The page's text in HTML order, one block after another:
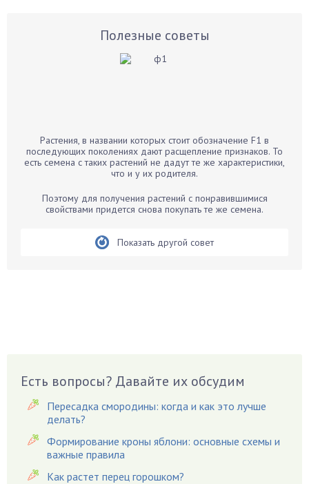
Бархатцы
Бегония
Бирючина
Вишня
Вредители
Гардения
Гацания
Гвоздики
Георгины
Полезные советы
Растения, в названии которых стоит обозначение F1 в
последующих поколениях дают расщепление признаков. То
есть семена с таких растений не дадут те же характеристики,
что и у их родителя.
Поэтому для получения растений с понравившимися
свойствами придется снова покупать те же семена.
Показать другой совет
Есть вопросы? Давайте их обсудим
Пересадка смородины: когда и как это лучше
делать?
Формирование кроны яблони: основные схемы и
важные правила
Как растет перец горошком?